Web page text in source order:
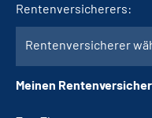
Rentenversicherers:
Rentenversicherer
Meinen